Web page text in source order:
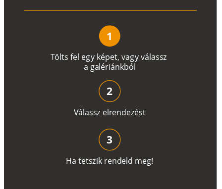
Tölts fel egy képet, vagyválassz
a galériánkból
1
Válassz elrendezést
2
Ha tetszik rendeld meg!
3